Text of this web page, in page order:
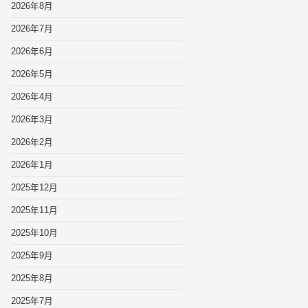
2026年8月
2026年7月
2026年6月
2026年5月
2026年4月
2026年3月
2026年2月
2026年1月
2025年12月
2025年11月
2025年10月
2025年9月
2025年8月
2025年7月